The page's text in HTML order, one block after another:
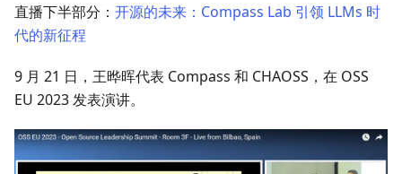
直播下半部分： 开源的未来：Compass Lab 引领 LLMs 时
代的新征程
9 月 21 日，王晔晖代表 Compass 和 CHAOSS，在 OSS
EU 2023 发表演讲。